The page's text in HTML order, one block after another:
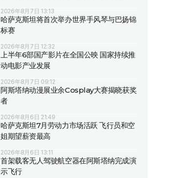
2026年8月7日 13:13
哈萨克斯坦将首次举办世界手风琴与巴扬锦
标赛
2026年8月7日 12:32
上半年6部国产影片在全国公映 国家持续推
动电影产业发展
2026年8月7日 09:12
阿斯塔纳动漫展业余Cosplay大赛揭晓获奖
者
2026年8月6日 21:49
哈萨克斯坦7月劳动力市场活跃 飞行员和空
姐期望薪资最高
2026年8月6日 13:11
首架载客无人驾驶航空器在阿斯塔纳完成演
示飞行